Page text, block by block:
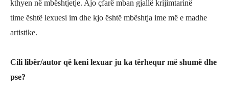
kthyen në mbështjetje. Ajo çfarë mban gjallë krijimtarinë
time është lexuesi im dhe kjo është mbështja ime më e madhe
artistike.
Cili libër/autor që keni lexuar ju ka tërhequr më shumë dhe
pse?